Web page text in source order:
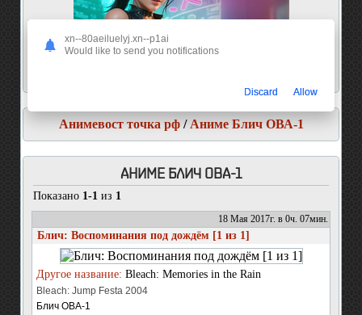
Анимевост точка рф/ Аниме Блич ОВА-1
АНИМЕ БЛИЧ ОВА-1
Показано 1-1 из 1
18 Мая 2017г. в 0ч. 07мин.
Блич: Воспоминания под дождём [1 из 1]
Другое название: Bleach: Memories in the Rain
Bleach: Jump Festa 2004
Блич ОВА-1
xn--80aeiluelyj.xn--p1ai
Would like to send you notifications
Discard Allow